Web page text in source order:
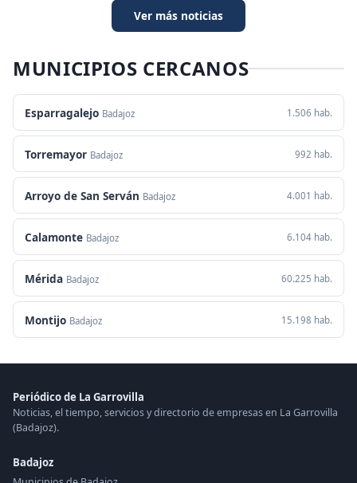
Ver más noticias
MUNICIPIOS CERCANOS
Esparragalejo Badajoz 1.506 hab.
Torremayor Badajoz 992 hab.
Arroyo de San Serván Badajoz 4.001 hab.
Calamonte Badajoz 6.104 hab.
Mérida Badajoz 60.225 hab.
Montijo Badajoz 15.198 hab.
Periódico de La Garrovilla
Noticias, el tiempo, servicios y directorio de empresas en La Garrovilla
(Badajoz).
Badajoz